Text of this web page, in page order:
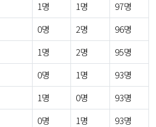
1명 1명
97명
0명 2명
96명
1명 2명
95명
0명 1명
93명
1명 0명
93명
0명 1명
93명